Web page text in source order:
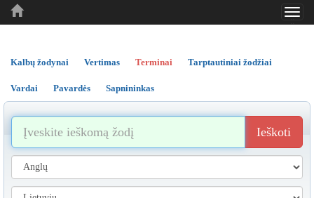
..
..
Kalbų žodynai Vertimas Terminai Tarptautiniai žodžiai
Vardai Pavardės Sapnininkas
Ieškoti